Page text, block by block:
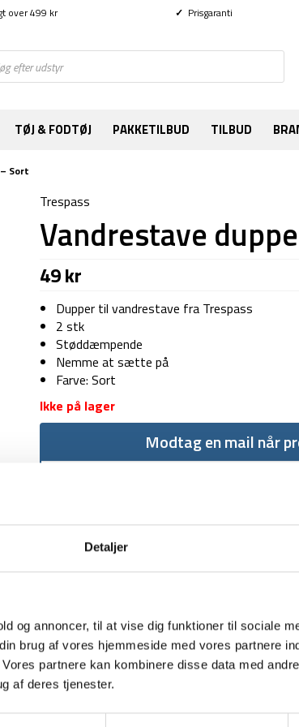
Detaljer
og annoncer, til at vise dig funktioner til sociale
brug af vores hjemmeside med vores partnere
partnere kan kombinere disse data med
af deres tjenester.
over 499 kr ✓ Prisgaranti
TØJ & FODTØJ PAKKETILBUD TILBUD
Sort
Trespass
Vandrestave
49kr
Dupper til vandrestave fra Trespass
2 stk
Støddæmpende
Nemme at sætte på
Farve: Sort
Ikke på lager
Modtag en mail når